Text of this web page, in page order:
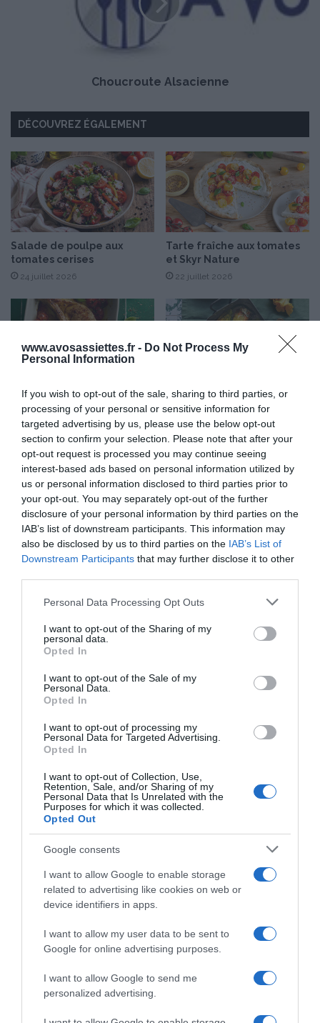
www.avosassiettes.fr - Do Not Process My
Personal Information
If you wish to opt-out of the sale, sharing to third parties, or
processing of your personal or sensitive information for
targeted advertising by us, please use the below opt-out
section to confirm your selection. Please note that after your
opt-out request is processed you may continue seeing
interest-based ads based on personal information utilized by
us or personal information disclosed to third parties prior to
your opt-out. You may separately opt-out of the further
disclosure of your personal information by third parties on the
IAB’s list of downstream participants. This information may
also be disclosed by us to third parties on the IAB’s List of
Downstream Participants that may further disclose it to other
Please note that this website/app uses one or more Google
not limited to your visit or usage behaviour. You may click to
grant or deny consent to Google and its third-party tags to
use your data for below specified purposes in below Google
consent section.
Personal Data Processing Opt Outs
I want to opt-out of the Sharing of my
personal data.
Opted In
I want to opt-out of the Sale of my
Personal Data.
Opted In
I want to opt-out of processing my
Personal Data for Targeted Advertising.
Opted In
I want to opt-out of Collection, Use,
Retention, Sale, and/or Sharing of my
Personal Data that Is Unrelated with the
Purposes for which it was collected.
Opted Out
Google consents
I want to allow Google to enable storage
related to advertising like cookies on web or
device identifiers in apps.
I want to allow my user data to be sent to
Google for online advertising purposes.
I want to allow Google to send me
personalized advertising.
l
i
e
n
e
Choucroute Alsacienne
DÉCOUVREZ ÉGALEMENT
Salade de poulpe aux
tomates cerises
24 juillet 2026
Tarte fraîche aux tomates
et Skyr Nature
22 juillet 2026
Côte de veau rôtie vinaigre
balsamique, tomates &
têtes d’ail rôties, burrata,
basilic
20 juillet 2026
Fleurs de courgettes
farcies au Brocciu
15 juillet 2026
Boulettes de lieu noir aux
épices
10 juillet 2026
Pinsa au Brie et au bacon
base crème-moutarde
8 juillet 2026
LAISSER UN COMMENTAIRE
Vous devez vous connecter pour publier un commentaire.
AJOUTEZ‑NOUS À VOS SOURCES
RECHERCHE GOOGLE
MÉTÉO LOCALE
Paris
20
34º - 18º